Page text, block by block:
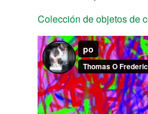
Colección de objetos de